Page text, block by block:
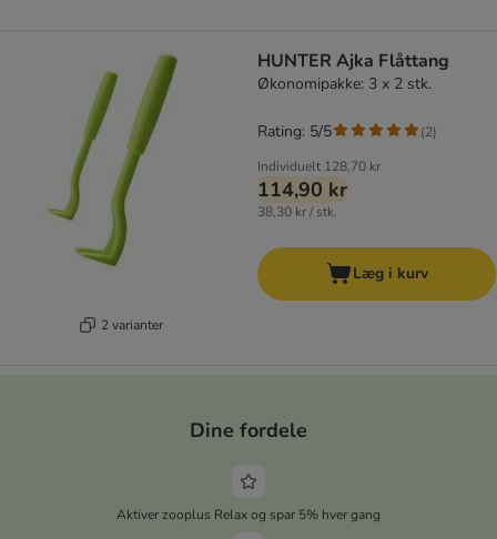
2 varianter
HUNTER Ajka Flåttang
Økonomipakke: 3 x 2 stk.
Individuelt 128,70 kr
114,90 kr
38,30 kr / stk.
Rating: 5/5 (2)
Læg i kurv
Dine fordele
Aktiver zooplus Relax og spar 5% hver gang